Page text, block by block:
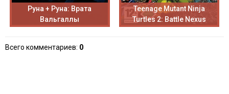
Руна + Руна: Врата
Вальгаллы
Teenage Mutant Ninja
Turtles 2: Battle Nexus
Всего комментариев: 0